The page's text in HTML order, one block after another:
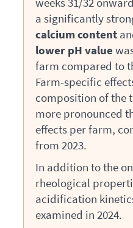
a significantly
calcium content
lower pH value
farm compared to
Farm-specific
composition of the
more pronounced
effects per farm,
from 2023.
In addition to the
rheological
acidification
examined in 2024.